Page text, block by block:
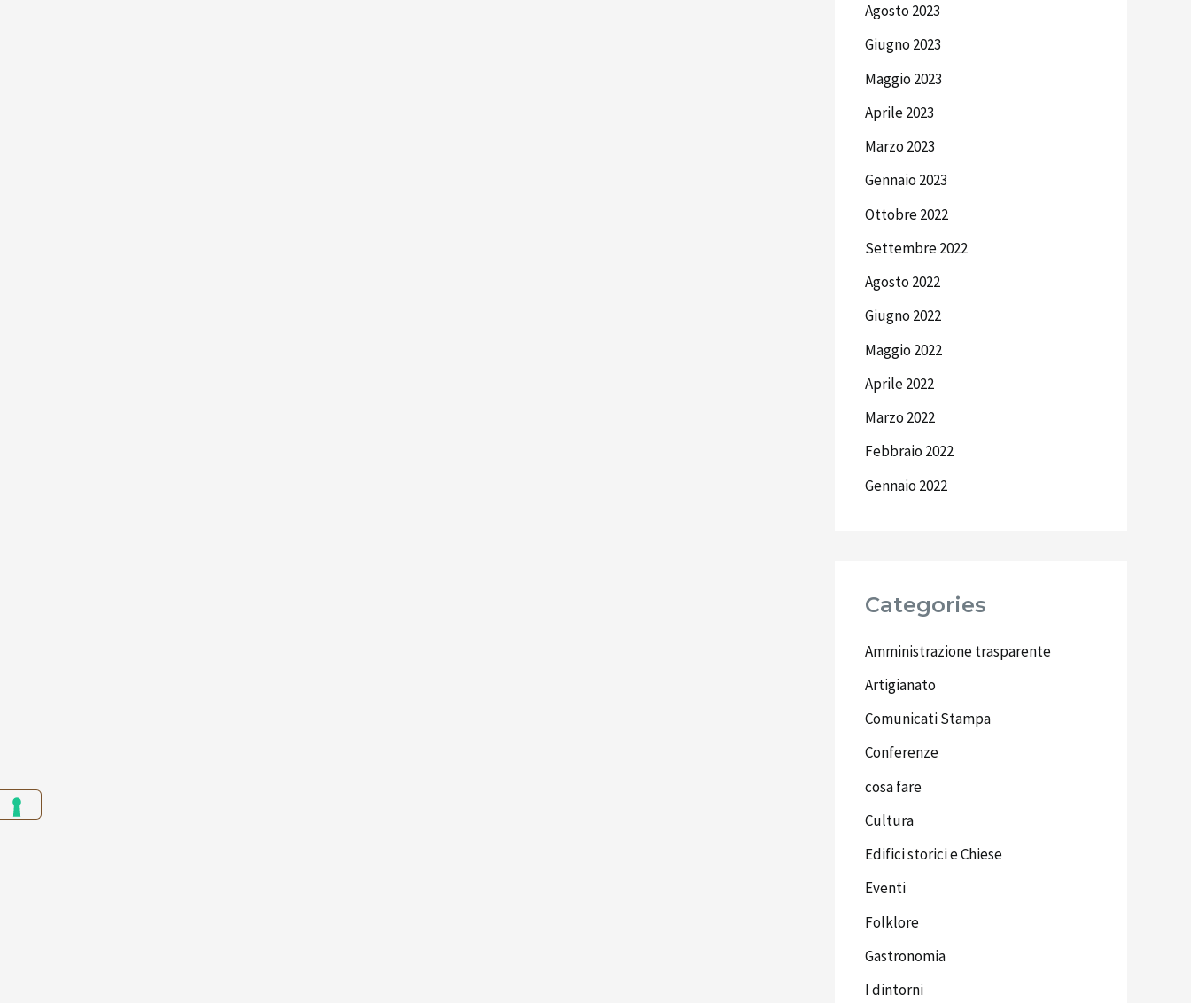
Agosto 2023
Giugno 2023
Maggio 2023
Aprile 2023
Marzo 2023
Gennaio 2023
Ottobre 2022
Settembre 2022
Agosto 2022
Giugno 2022
Maggio 2022
Aprile 2022
Marzo 2022
Febbraio 2022
Gennaio 2022
Categories
Amministrazione trasparente
Artigianato
Comunicati Stampa
Conferenze
cosa fare
Cultura
Edifici storici e Chiese
Eventi
Folklore
Gastronomia
I dintorni